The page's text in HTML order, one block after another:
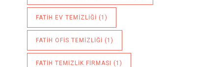
FATIH EV TEMIZLIĞI (1)
FATIH OFIS TEMIZLIĞI (1)
FATIH TEMIZLIK FIRMASI (1)